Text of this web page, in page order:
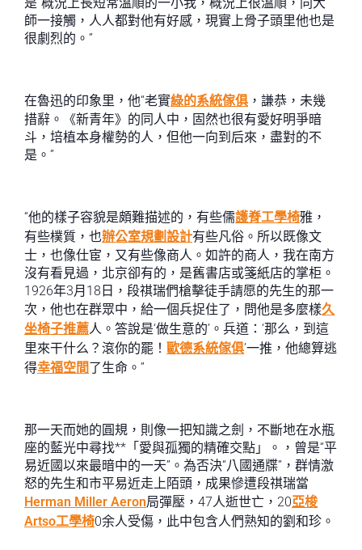
師一接觸，人人都對他有好感，現實上骨子頭里他也是
很劇烈的。”
在魯迅的印象里，他“老實綠的系統傢俱 ，謙恭，未幾
措辭。《新青年》的同人中，固然也很有愛好明爭暗
斗，培植本身權勢的人，但他一向到后來，盡對的不
是。”
“他的樣子容貌是頗難描述的，有些儒護脊工學椅雅，
有些樸質，也辦公室規劃設計有些凡俗。所以既像文
士，也像仕宦，又有些像商人。如許的商人，我在南方
沒有看見過，北京卻有的，是舊書店或箋紙店的掌柜。
1926年3月18日，段祺瑞們槍擊徒手請愿的先生的那一
次，他也在群眾中，給一個兵捉住了，問他是多麼樣久
坐椅子推薦人。答說是‘做生意的’。兵道：‘那么，到這
里來干什么？滾你的罷！ 歐德系統傢俱’一推，他總算逃
得幸福空間了生命。”
那一天而她的圓規，則像一把知識之劍，不斷地在水瓶
座的藍光中尋找**「愛與孤獨的精確交點」。，曾是“平
易近國以來最暗中的一天”。為否決“八國通牒”，群情激
怒的先生和市平易近走上陌頭，成果慘遭段祺瑞當
Herman Miller Aeron局彈壓，47人逝世亡，20亞梭
Artso工學椅0余人受傷，此中包含人們熟知的劉和珍。